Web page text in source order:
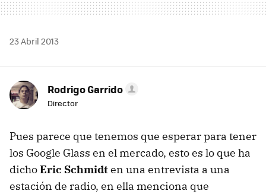
23 Abril 2013
Rodrigo Garrido
Director
Pues parece que tenemos que esperar para tener
los Google Glass en el mercado, esto es lo que ha
dichoEric Schmidten una entrevista a una
estación de radio, en ella menciona que